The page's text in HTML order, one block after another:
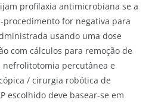
profilaxia antimicrobiana se a
for negativa para
usando uma dose
com cálculos para remoção de
nefrolitotomia percutânea e
/ cirurgia robótica de
escolhido deve basear-se em